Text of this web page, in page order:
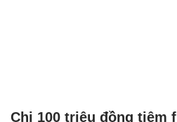
Chi 100 triệu đồng tiêm